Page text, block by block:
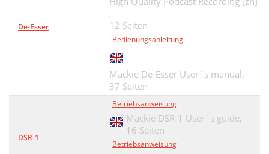
De-Esser
,
12 Seiten
Bedienungsanleitung
Mackie De-Esser User`s manual,
37 Seiten
DSR-1
Betriebsanweisung
Mackie DSR-1 User`s guide,
16 Seiten
Betriebsanweisung